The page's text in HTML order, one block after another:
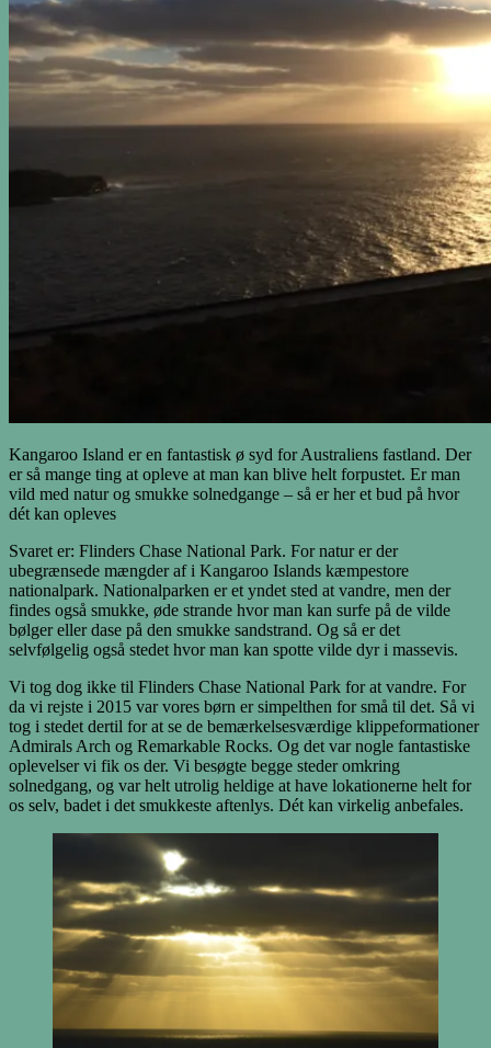
Kangaroo Island er en fantastisk ø syd for Australiens fastland. Der
er så mange ting at opleve at man kan blive helt forpustet. Er man
vild med natur og smukke solnedgange – så er her et bud på hvor
dét kan opleves
Svaret er: Flinders Chase National Park. For natur er der
ubegrænsede mængder af i Kangaroo Islands kæmpestore
nationalpark. Nationalparken er et yndet sted at vandre, men der
findes også smukke, øde strande hvor man kan surfe på de vilde
bølger eller dase på den smukke sandstrand. Og så er det
selvfølgelig også stedet hvor man kan spotte vilde dyr i massevis.
Vi tog dog ikke til Flinders Chase National Park for at vandre. For
da vi rejste i 2015 var vores børn er simpelthen for små til det. Så vi
tog i stedet dertil for at se de bemærkelsesværdige klippeformationer
Admirals Arch og Remarkable Rocks. Og det var nogle fantastiske
oplevelser vi fik os der. Vi besøgte begge steder omkring
solnedgang, og var helt utrolig heldige at have lokationerne helt for
os selv, badet i det smukkeste aftenlys. Dét kan virkelig anbefales.